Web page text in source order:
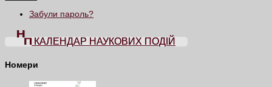
Забули пароль?
КАЛЕНДАР НАУКОВИХ ПОДІЙ
Номери